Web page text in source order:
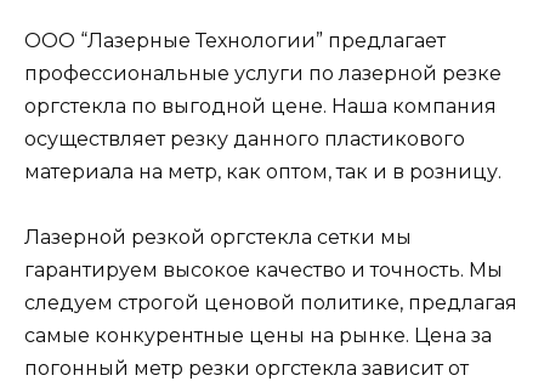
ООО “Лазерные Технологии” предлагает
профессиональные услуги по лазерной резке
оргстекла по выгодной цене. Наша компания
осуществляет резку данного пластикового
материала на метр, как оптом, так и в розницу.
Лазерной резкой оргстекла сетки мы
гарантируем высокое качество и точность. Мы
следуем строгой ценовой политике, предлагая
самые конкурентные цены на рынке. Цена за
погонный метр резки оргстекла зависит от